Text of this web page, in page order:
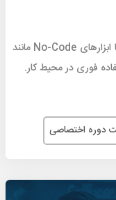
آموزش عملی هوش مصنوعی بدون کدنویسی با ابزارهای No-Code مانند
دوره اختصاصی